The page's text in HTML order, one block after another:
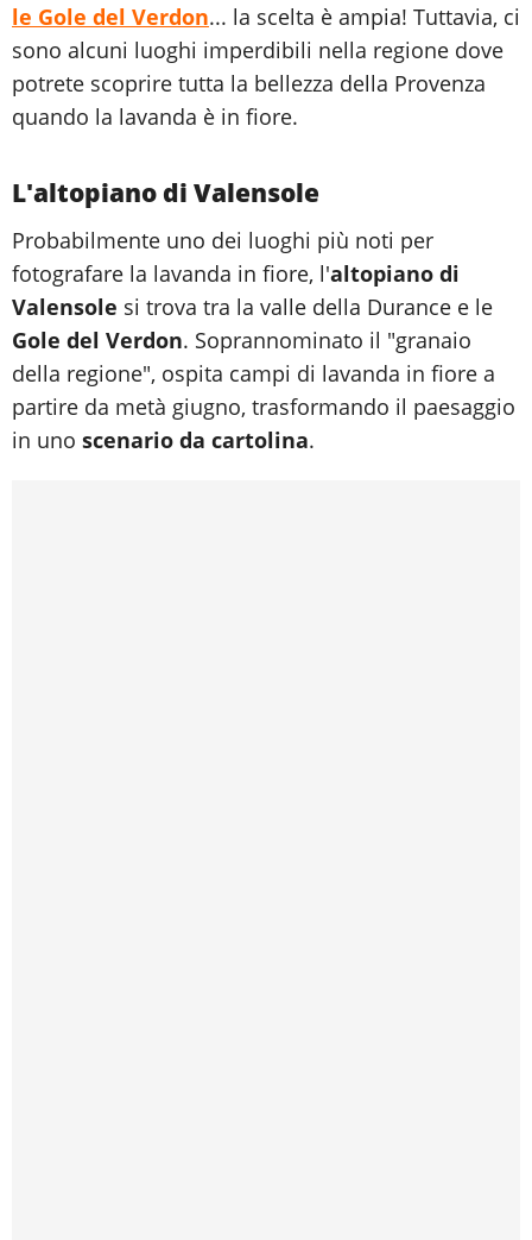
le Gole del Verdon... la scelta è ampia! Tuttavia, ci
sono alcuni luoghi imperdibili nella regione dove
potrete scoprire tutta la bellezza della Provenza
quando la lavanda è in fiore.
L'altopiano di Valensole
Probabilmente uno dei luoghi più noti per
fotografare la lavanda in fiore, l'altopiano di
Valensole si trova tra la valle della Durance e le
Gole del Verdon. Soprannominato il "granaio
della regione", ospita campi di lavanda in fiore a
partire da metà giugno, trasformando il paesaggio
in uno scenario da cartolina.